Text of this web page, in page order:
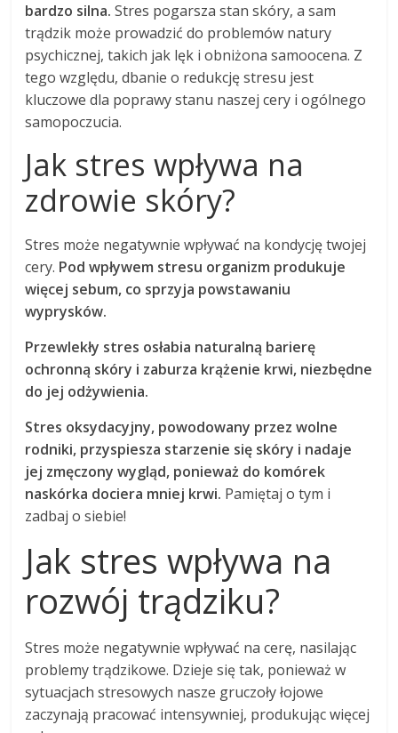
bardzo silna. Stres pogarsza stan skóry, a sam
trądzik może prowadzić do problemów natury
psychicznej, takich jak lęk i obniżona samoocena. Z
tego względu, dbanie o redukcję stresu jest
kluczowe dla poprawy stanu naszej cery i ogólnego
samopoczucia.
Jak stres wpływa na
zdrowie skóry?
Stres może negatywnie wpływać na kondycję twojej
cery. Pod wpływem stresu organizm produkuje
więcej sebum, co sprzyja powstawaniu
wyprysków.
Przewlekły stres osłabia naturalną barierę
ochronną skóry i zaburza krążenie krwi, niezbędne
do jej odżywienia.
Stres oksydacyjny, powodowany przez wolne
rodniki, przyspiesza starzenie się skóry i nadaje
jej zmęczony wygląd, ponieważ do komórek
naskórka dociera mniej krwi. Pamiętaj o tym i
zadbaj o siebie!
Jak stres wpływa na
rozwój trądziku?
Stres może negatywnie wpływać na cerę, nasilając
problemy trądzikowe. Dzieje się tak, ponieważ w
sytuacjach stresowych nasze gruczoły łojowe
zaczynają pracować intensywniej, produkując więcej